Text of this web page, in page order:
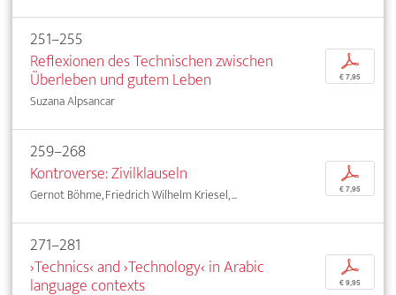
251–255
Reflexionen des Technischen zwischen
Überleben und gutem Leben
Suzana Alpsancar
p
€ 7,95
259–268
Kontroverse: Zivilklauseln
Gernot Böhme, Friedrich Wilhelm Kriesel, ...
p
€ 7,95
271–281
›Technics‹ and ›Technology‹ in Arabic
language contexts
p
€ 9,95